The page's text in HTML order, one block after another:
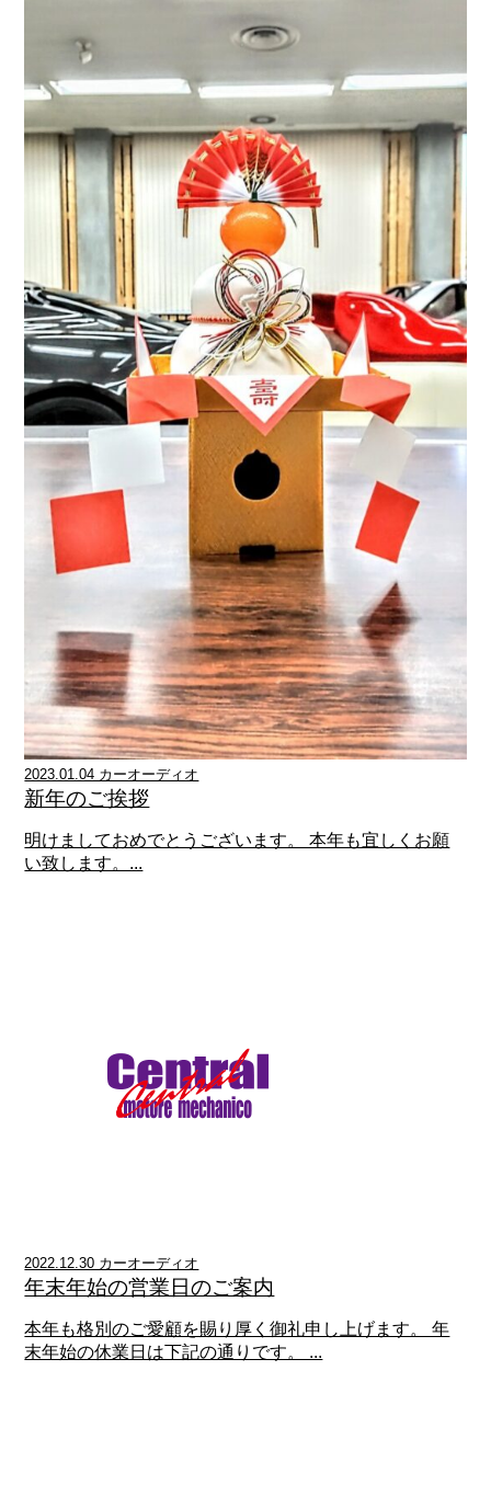
2023.01.04 カーオーディオ
新年のご挨拶
明けましておめでとうございます。 本年も宜しくお願
い致します。...
2022.12.30 カーオーディオ
年末年始の営業日のご案内
本年も格別のご愛顧を賜り厚く御礼申し上げます。 年
末年始の休業日は下記の通りです。 ...